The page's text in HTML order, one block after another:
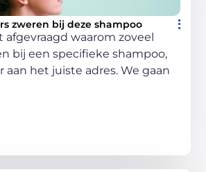
zweren bij deze shampoo
afgevraagd waarom zoveel
bij een specifieke shampoo,
aan het juiste adres. We gaan